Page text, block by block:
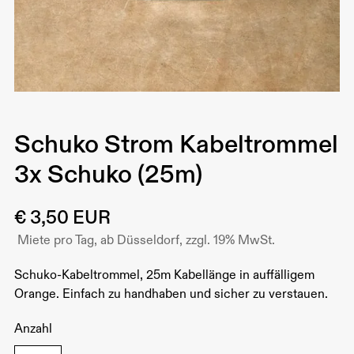
Schuko Strom Kabeltrommel
3x Schuko (25m)
€ 3,50 EUR
Miete pro Tag, ab Düsseldorf, zzgl. 19% MwSt.
Schuko-Kabeltrommel, 25m Kabellänge in auffälligem
Orange. Einfach zu handhaben und sicher zu verstauen.
Anzahl